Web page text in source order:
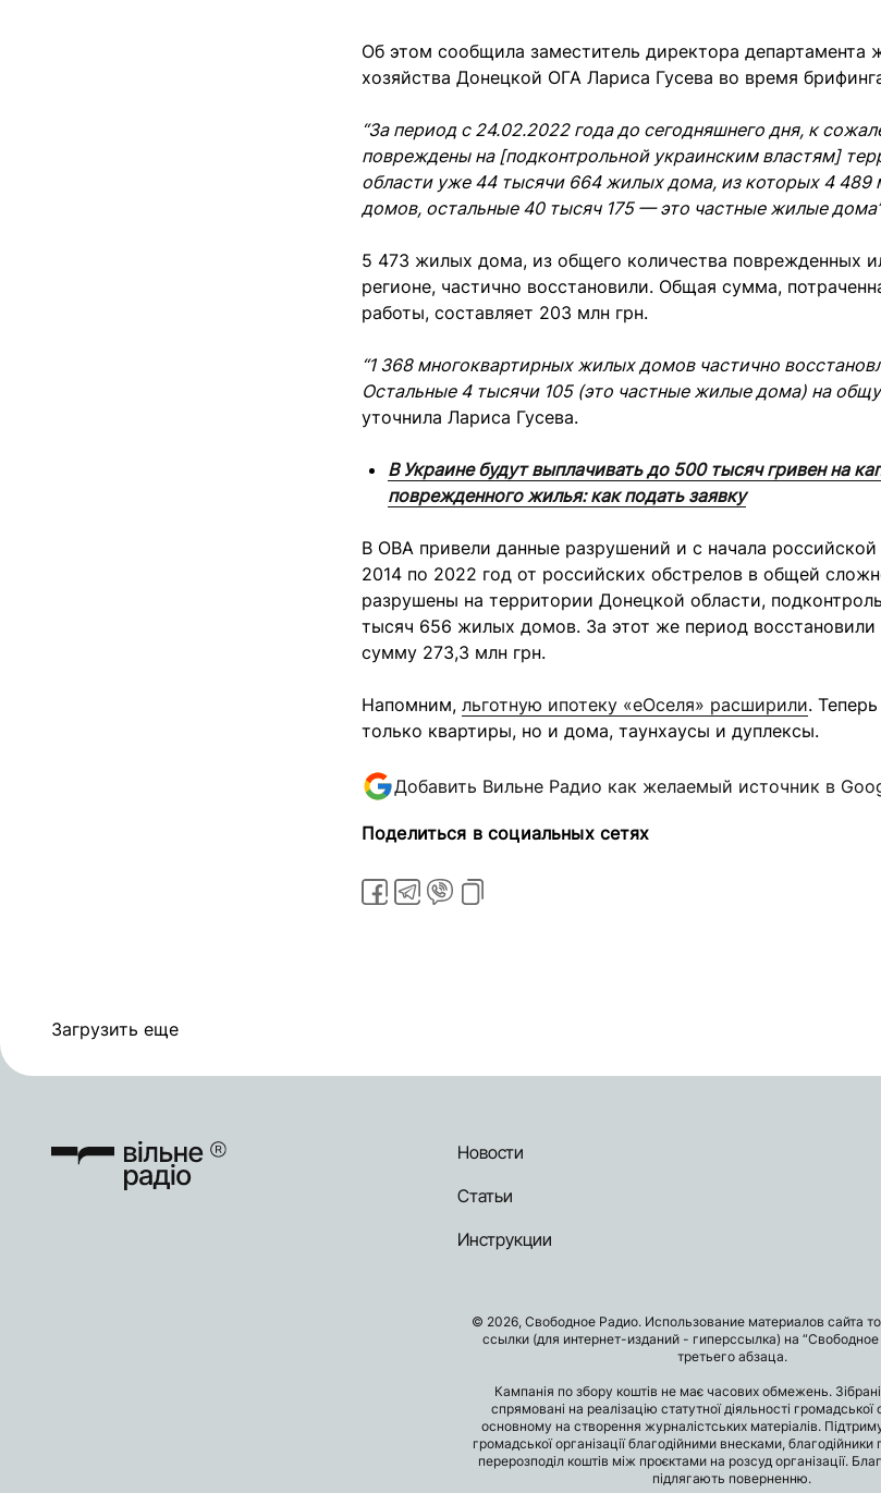
Об этом сообщила заместитель директора
хозяйства Донецкой ОГА Лариса Гусева во время
“За период с 24.02.2022 года до сегодняшнего дня, к
повреждены на [подконтрольной украинским властям]
области уже 44 тысячи 664 жилых дома, из которых 4
домов, остальные 40 тысяч 175 — это частные жилые
5 473 жилых дома, из общего количества поврежденных
регионе, частично восстановили. Общая сумма,
работы, составляет 203 млн грн.
“1 368 многоквартирных жилых домов частично
Остальные 4 тысячи 105 (это частные жилые дома) на
уточнила Лариса Гусева.
В Украине будут выплачивать до 500 тысяч гривен на
поврежденного жилья: как подать заявку
В ОВА привели данные разрушений и с начала
2014 по 2022 год от российских обстрелов в общей
разрушены на территории Донецкой области,
тысяч 656 жилых домов. За этот же период
сумму 273,3 млн грн.
Напомним, льготную ипотеку «еОселя» расширили.
только квартиры, но и дома, таунхаусы и дуплексы.
Добавить Вильне Радио как желаемый источник в
Поделиться в социальных сетях
Загрузить еще
Новости
Статьи
Инструкции
© 2026, Свободное Радио. Использование материалов сайта
ссылки (для интернет-изданий - гиперссылка) на
третьего абзаца.
Кампанія по збору коштів не має часових обмежень.
спрямовані на реалізацію статутної діяльності громадської
основному на створення журналістських матеріалів.
громадської організації благодійними внесками,
перерозподіл коштів між проєктами на розсуд організації.
підлягають поверненню.